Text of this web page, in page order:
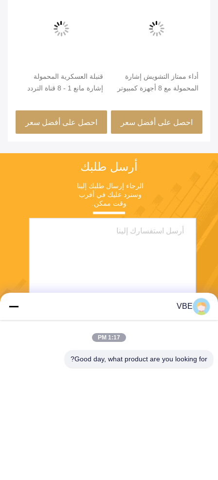
أداء ممتاز التشويش إشارة
المحمولة مع 8 أجهزة كمبيوتر
احصل على أفضل سعر
قنبلة العسكرية المحمولة
إشارة مانع 1 - 8 قناة التردد
احصل على أفضل سعر
أرسل طلبك
وقت ممكن.
VBE
1:17 PM
Good day, what product are you looking for?